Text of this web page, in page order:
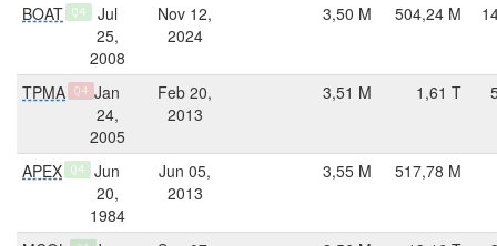
BOAT Q4
Jul
25,
2008
Nov 12,
2024
3,50 M 504,24 M
TPMA Q4 Jan
24,
2005
Feb 20,
2013
3,51 M 1,61 T
APEX Q4
Jun
20,
1984
Jun 05,
2013
3,55 M 517,78 M